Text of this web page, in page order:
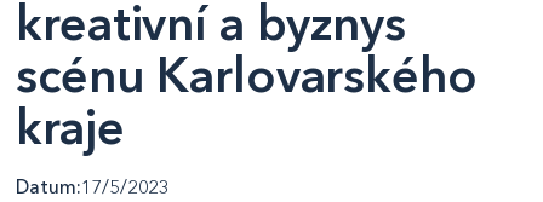
kreativní a byznys
scénu Karlovarského
kraje
Datum:17/5/2023